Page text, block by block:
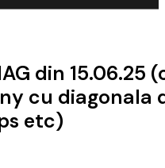
din
cu diagonala
etc)